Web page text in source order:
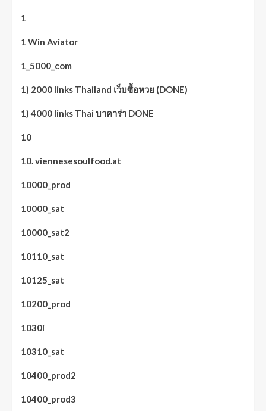
1
1 Win Aviator
1_5000_com
1) 2000 links Thailand เว็บซื้อหวย (DONE)
1) 4000 links Thai บาคาร่า DONE
10
10. viennesesoulfood.at
10000_prod
10000_sat
10000_sat2
10110_sat
10125_sat
10200_prod
1030i
10310_sat
10400_prod2
10400_prod3